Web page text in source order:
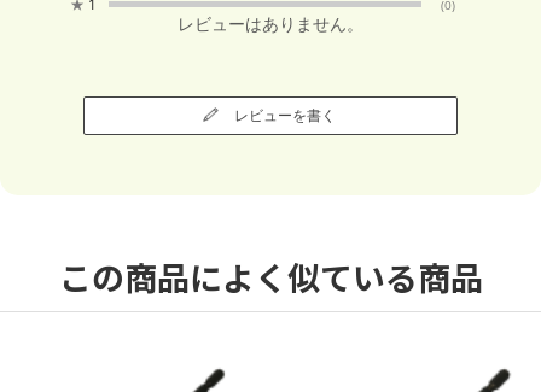
(0)
レビューはありません。
レビューを書く
この商品によく似ている商品